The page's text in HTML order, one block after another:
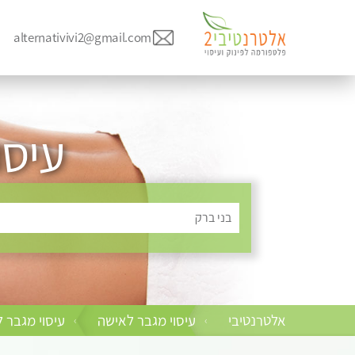
alternativivi2@gmail.com
בני ברק
אלטרנטיבי › עיסוי מגבר לאישה › עיסוי